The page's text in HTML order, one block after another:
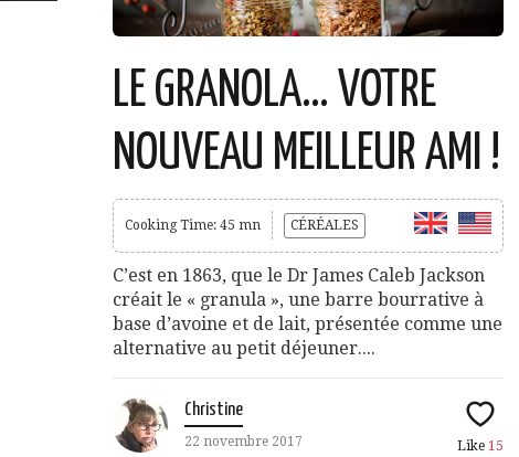
LE GRANOLA… VOTRE
NOUVEAU MEILLEUR AMI !
Cooking Time: 45 mn CÉRÉALES
C’est en 1863, que le Dr James Caleb Jackson
créait le « granula », une barre bourrative à
base d’avoine et de lait, présentée comme une
alternative au petit déjeuner....
Christine
22 novembre 2017 Like 15